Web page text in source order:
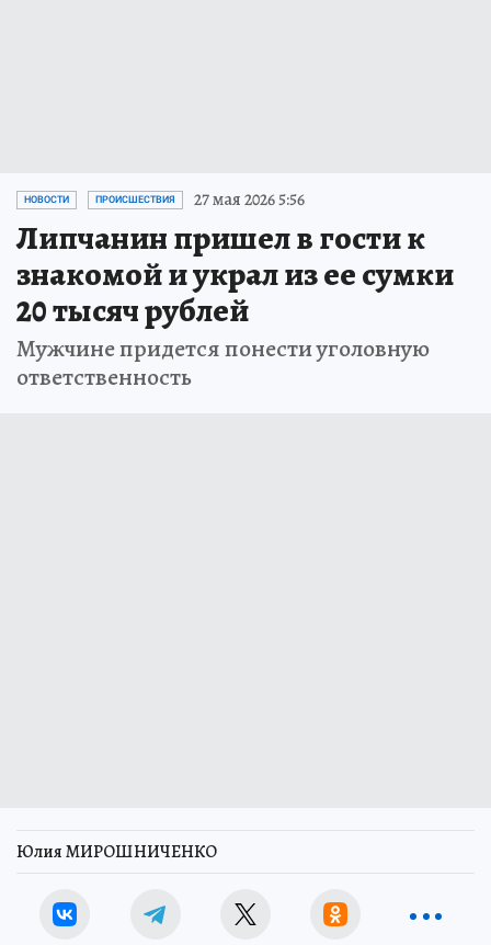
НОВОСТИ ПРОИСШЕСТВИЯ 27 мая 2026 5:56
Липчанин пришел в гости к
знакомой и украл из ее сумки
20 тысяч рублей
Мужчине придется понести уголовную
ответственность
Юлия МИРОШНИЧЕНКО